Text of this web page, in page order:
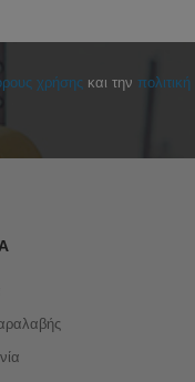
χρήσης και την